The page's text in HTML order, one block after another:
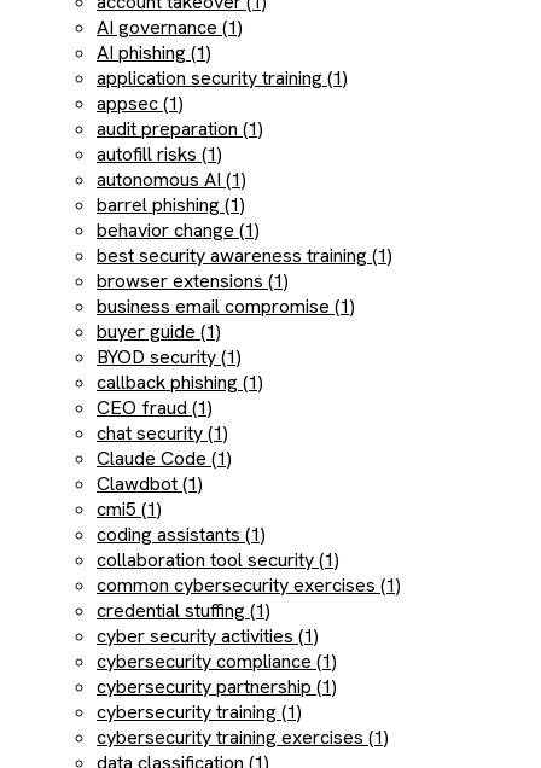
AI governance (1)
AI phishing (1)
application security training (1)
appsec (1)
audit preparation (1)
autofill risks (1)
autonomous AI (1)
barrel phishing (1)
behavior change (1)
best security awareness training (1)
browser extensions (1)
business email compromise (1)
buyer guide (1)
BYOD security (1)
callback phishing (1)
CEO fraud (1)
chat security (1)
Claude Code (1)
Clawdbot (1)
cmi5 (1)
coding assistants (1)
collaboration tool security (1)
common cybersecurity exercises (1)
credential stuffing (1)
cyber security activities (1)
cybersecurity compliance (1)
cybersecurity partnership (1)
cybersecurity training (1)
cybersecurity training exercises (1)
data classification (1)